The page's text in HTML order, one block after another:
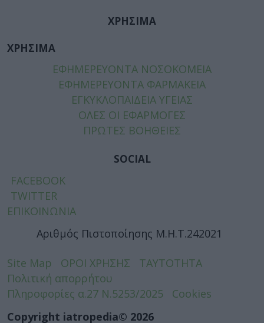
ΧΡΗΣΙΜΑ
ΧΡΗΣΙΜΑ
ΕΦΗΜΕΡΕΥΟΝΤΑ ΝΟΣΟΚΟΜΕΙΑ
ΕΦΗΜΕΡΕΥΟΝΤΑ ΦΑΡΜΑΚΕΙΑ
ΕΓΚΥΚΛΟΠΑΙΔΕΙΑ ΥΓΕΙΑΣ
ΟΛΕΣ ΟΙ ΕΦΑΡΜΟΓΕΣ
ΠΡΩΤΕΣ ΒΟΗΘΕΙΕΣ
SOCIAL
FACEBOOK
TWITTER
ΕΠΙΚΟΙΝΩΝΙΑ
Αριθμός Πιστοποίησης Μ.Η.Τ.242021
Site Map ΟΡΟΙ ΧΡΗΣΗΣ
ΤΑΥΤΟΤΗΤΑ
Πολιτική απορρήτου
Πληροφορίες α.27 Ν.5253/2025
Cookies
Copyright iatropedia© 2026